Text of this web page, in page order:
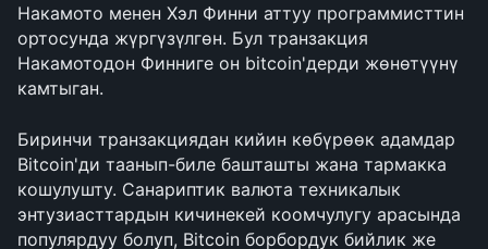
Накамото менен Хэл Финни аттуу программисттин
ортосунда жүргүзүлгөн. Бул транзакция
Накамотодон Финниге он bitcoin'дерди жөнөтүүнү
камтыган.
Биринчи транзакциядан кийин көбүрөөк адамдар
Bitcoin'ди таанып-биле башташты жана тармакка
кошулушту. Санариптик валюта техникалык
энтузиасттардын кичинекей коомчулугу арасында
популярдуу болуп, Bitcoin борбордук бийлик же